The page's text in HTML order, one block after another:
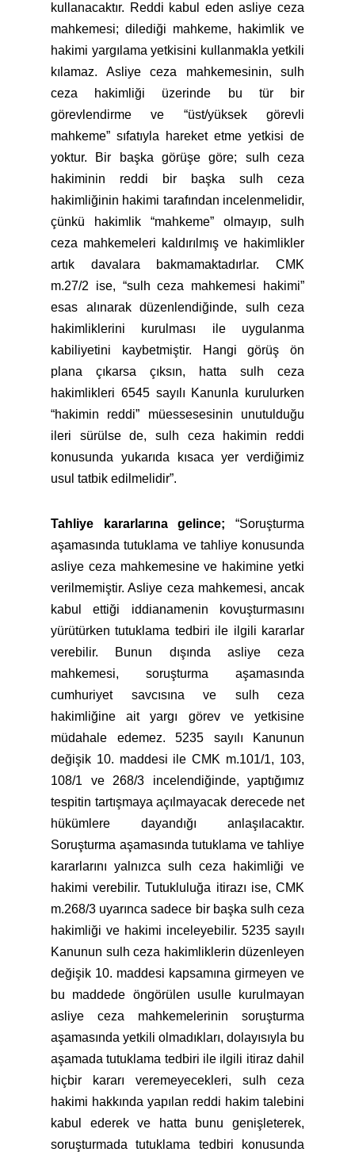
kullanacaktır. Reddi kabul eden asliye ceza
mahkemesi; dilediği mahkeme, hakimlik ve
hakimi yargılama yetkisini kullanmakla yetkili
kılamaz. Asliye ceza mahkemesinin, sulh
ceza hakimliği üzerinde bu tür bir
görevlendirme ve “üst/yüksek görevli
mahkeme” sıfatıyla hareket etme yetkisi de
yoktur. Bir başka görüşe göre; sulh ceza
hakiminin reddi bir başka sulh ceza
hakimliğinin hakimi tarafından incelenmelidir,
çünkü hakimlik “mahkeme” olmayıp, sulh
ceza mahkemeleri kaldırılmış ve hakimlikler
artık davalara bakmamaktadırlar. CMK
m.27/2 ise, “sulh ceza mahkemesi hakimi”
esas alınarak düzenlendiğinde, sulh ceza
hakimliklerini kurulması ile uygulanma
kabiliyetini kaybetmiştir. Hangi görüş ön
plana çıkarsa çıksın, hatta sulh ceza
hakimlikleri 6545 sayılı Kanunla kurulurken
“hakimin reddi” müessesesinin unutulduğu
ileri sürülse de, sulh ceza hakimin reddi
konusunda yukarıda kısaca yer verdiğimiz
usul tatbik edilmelidir”.
Tahliye kararlarına gelince; “Soruşturma
aşamasında tutuklama ve tahliye konusunda
asliye ceza mahkemesine ve hakimine yetki
verilmemiştir. Asliye ceza mahkemesi, ancak
kabul ettiği iddianamenin kovuşturmasını
yürütürken tutuklama tedbiri ile ilgili kararlar
verebilir. Bunun dışında asliye ceza
mahkemesi, soruşturma aşamasında
cumhuriyet savcısına ve sulh ceza
hakimliğine ait yargı görev ve yetkisine
müdahale edemez. 5235 sayılı Kanunun
değişik 10. maddesi ile CMK m.101/1, 103,
108/1 ve 268/3 incelendiğinde, yaptığımız
tespitin tartışmaya açılmayacak derecede net
hükümlere dayandığı anlaşılacaktır.
Soruşturma aşamasında tutuklama ve tahliye
kararlarını yalnızca sulh ceza hakimliği ve
hakimi verebilir. Tutukluluğa itirazı ise, CMK
m.268/3 uyarınca sadece bir başka sulh ceza
hakimliği ve hakimi inceleyebilir. 5235 sayılı
Kanunun sulh ceza hakimliklerin düzenleyen
değişik 10. maddesi kapsamına girmeyen ve
bu maddede öngörülen usulle kurulmayan
asliye ceza mahkemelerinin soruşturma
aşamasında yetkili olmadıkları, dolayısıyla bu
aşamada tutuklama tedbiri ile ilgili itiraz dahil
hiçbir kararı veremeyecekleri, sulh ceza
hakimi hakkında yapılan reddi hakim talebini
kabul ederek ve hatta bunu genişleterek,
soruşturmada tutuklama tedbiri konusunda